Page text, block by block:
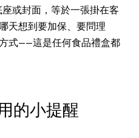
或封面，等於一張掛在客
天想到要加保、要問理
式——這是任何食品禮盒都
的小提醒